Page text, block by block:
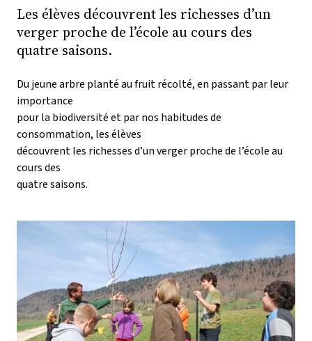
Les élèves découvrent les richesses d’un
verger proche de l’école au cours des
quatre saisons.
Du jeune arbre planté au fruit récolté, en passant par leur
importance
pour la biodiversité et par nos habitudes de
consommation, les élèves
découvrent les richesses d’un verger proche de l’école au
cours des
quatre saisons.